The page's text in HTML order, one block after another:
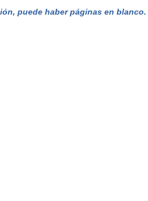
puede haber páginas en